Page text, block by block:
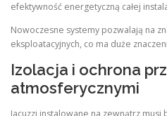
efektywność energetyczną całej
Nowoczesne systemy pozwalają na
eksploatacyjnych, co ma duże
Izolacja i ochrona
atmosferycznymi
Jacuzzi instalowane na zewnątrz